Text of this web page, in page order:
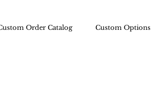
Order Catalog Custom Options